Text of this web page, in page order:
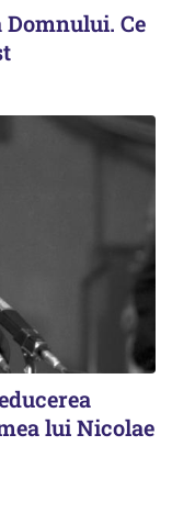
Ce
lui Nicolae